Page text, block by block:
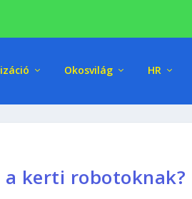
Okosvilág HR
kerti robotoknak?